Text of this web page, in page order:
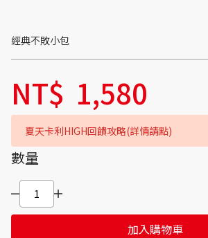
經典不敗小包
NT$ 1,580
夏天卡利HIGH回饋攻略(詳情請點)
數量
加入購物車